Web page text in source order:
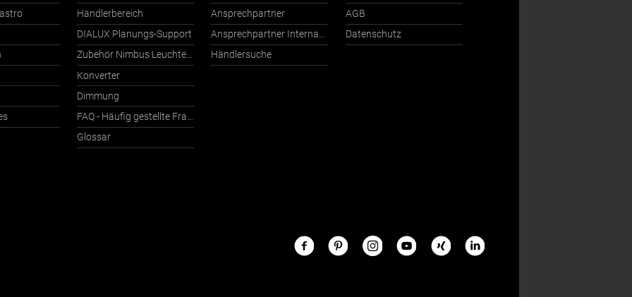
Händlerbereich
DIALUX Planungs-Support
Zubehör Nimbus Leuchten mit Häfele Connect
Konverter
Dimmung
FAQ - Häufig gestellte Fragen
Glossar
Ansprechpartner
Ansprechpartner International
Händlersuche
AGB
Datenschutz
Nimbus